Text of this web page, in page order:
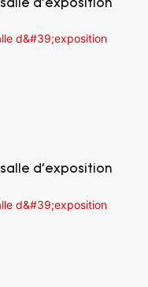
salle d'exposition
salle d'exposition